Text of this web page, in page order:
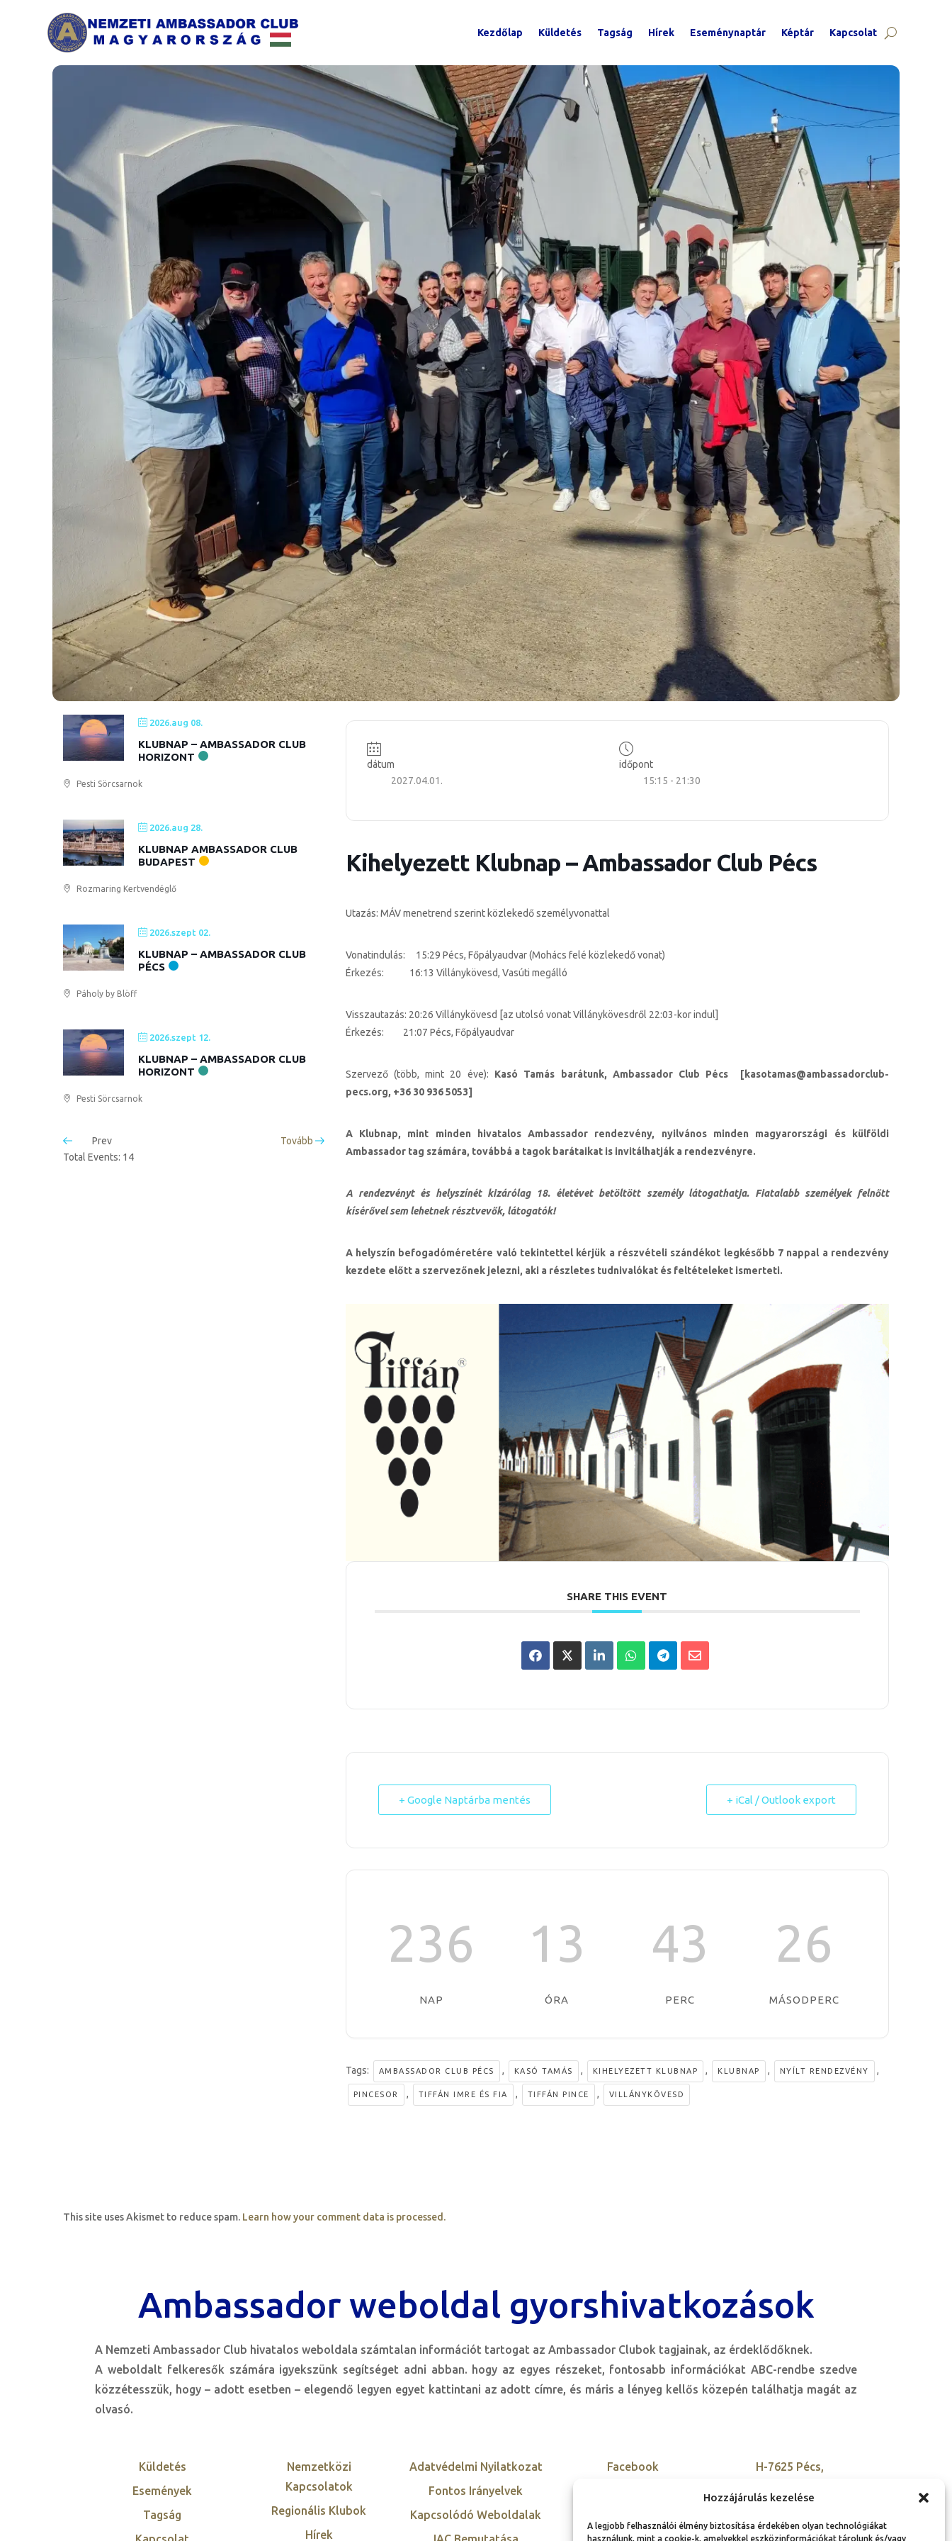
Hozzájárulás kezelése
A legjobb felhasználói élmény biztosítása érdekében olyan technológiákat
használunk, mint a cookie-k, amelyekkel eszközinformációkat tárolunk és/vagy
Kezdőlap Küldetés Tagság Hírek Eseménynaptár Képtár Kapcsolat
2026.aug 08.
KLUBNAP – AMBASSADOR CLUB
HORIZONT
Pesti Sörcsarnok
2026.aug 28.
KLUBNAP AMBASSADOR CLUB
BUDAPEST
Rozmaring Kertvendéglő
2026.szept 02.
KLUBNAP – AMBASSADOR CLUB
PÉCS
Páholy by Blöff
2026.szept 12.
KLUBNAP – AMBASSADOR CLUB
HORIZONT
Pesti Sörcsarnok
Prev
Tovább
Total Events: 14
dátum
2027.04.01.
időpont
15:15 - 21:30
Kihelyezett Klubnap – Ambassador Club Pécs
Utazás: MÁV menetrend szerint közlekedő személyvonattal
Vonatindulás: 15:29 Pécs, Főpályaudvar (Mohács felé közlekedő vonat)
Érkezés: 16:13 Villánykövesd, Vasúti megálló
Visszautazás: 20:26 Villánykövesd [az utolsó vonat Villánykövesdről 22:03-kor indul]
Érkezés: 21:07 Pécs, Főpályaudvar
Szervező (több, mint 20 éve): Kasó Tamás barátunk, Ambassador Club Pécs [ kasotamas@ambassadorclub-
pecs.org, +36 30 936 5053]
A Klubnap, mint minden hivatalos Ambassador rendezvény, nyilvános minden magyarországi és külföldi
Ambassador tag számára, továbbá a tagok barátaikat is invitálhatják a rendezvényre.
A rendezvényt és helyszínét kizárólag 18. életévet betöltött személy látogathatja. Fiatalabb személyek felnőtt
kísérővel sem lehetnek résztvevők, látogatók!
A helyszín befogadóméretére való tekintettel kérjük a részvételi szándékot legkésőbb 7 nappal a rendezvény
kezdete előtt a szervezőnek jelezni, aki a részletes tudnivalókat és feltételeket ismerteti.
SHARE THIS EVENT
+ Google Naptárba mentés + iCal / Outlook export
236
NAP
13
ÓRA
43
PERC
25
MÁSODPERC
Tags: AMBASSADOR CLUB PÉCS , KASÓ TAMÁS , KIHELYEZETT KLUBNAP , KLUBNAP , NYÍLT RENDEZVÉNY ,
PINCESOR , TIFFÁN IMRE ÉS FIA , TIFFÁN PINCE , VILLÁNYKÖVESD
This site uses Akismet to reduce spam. Learn how your comment data is processed.
Ambassador weboldal gyorshivatkozások
A Nemzeti Ambassador Club hivatalos weboldala számtalan információt tartogat az Ambassador Clubok tagjainak, az érdeklődőknek.
A weboldalt felkeresők számára igyekszünk segítséget adni abban. hogy az egyes részeket, fontosabb információkat ABC-rendbe szedve
közzétesszük, hogy – adott esetben – elegendő legyen egyet kattintani az adott címre, és máris a lényeg kellős közepén találhatja magát az
olvasó.
Küldetés
Események
Tagság
Nemzetközi
Kapcsolatok
Regionális Klubok
Hírek
Adatvédelmi Nyilatkozat
Fontos Irányelvek
Kapcsolódó Weboldalak
Facebook
H-7625 Pécs,
szovetseg@ambassador